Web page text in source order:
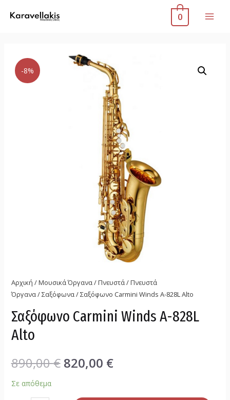
0
-8%
Αρχική /Μουσικά Όργανα/Πνευστά/Πνευστά
Όργανα/Σαξόφωνα/ Σαξόφωνο Carmini Winds A-828L Alto
Σαξόφωνο Carmini Winds A-828L
Alto
890,00€ 820,00 €
Σε απόθεμα